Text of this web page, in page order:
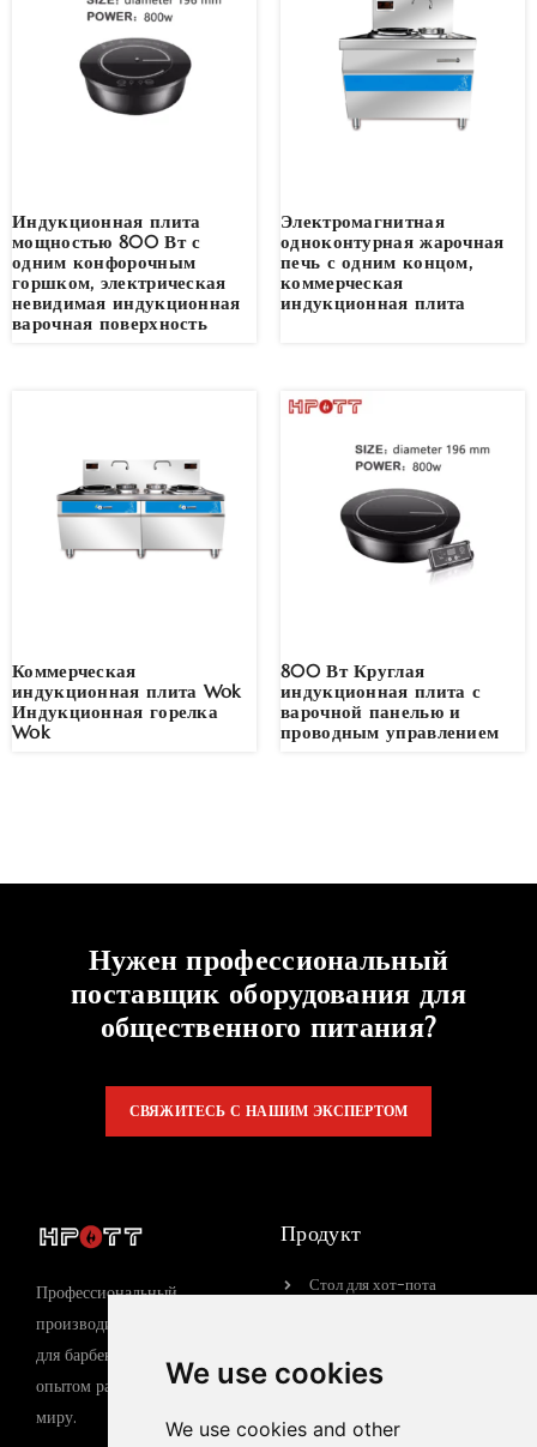
We use cookies
We use cookies and other
Индукционная плита
мощностью 800 Вт с
одним конфорочным
горшком, электрическая
невидимая индукционная
варочная поверхность
Электромагнитная
одноконтурная жарочная
печь с одним концом,
коммерческая
индукционная плита
Коммерческая
индукционная плита Wok
Индукционная горелка
Wok
800 Вт Круглая
индукционная плита с
варочной панелью и
проводным управлением
Нужен профессиональный
поставщик оборудования для
общественного питания?
СВЯЖИТЕСЬ С НАШИМ ЭКСПЕРТОМ
Профессиональный
производитель оборудования
для барбекю с 15-летним
опытом работы по всему
миру.
Продукт
Стол для хот-пота
Газовый гриль-барбекю
барбекю